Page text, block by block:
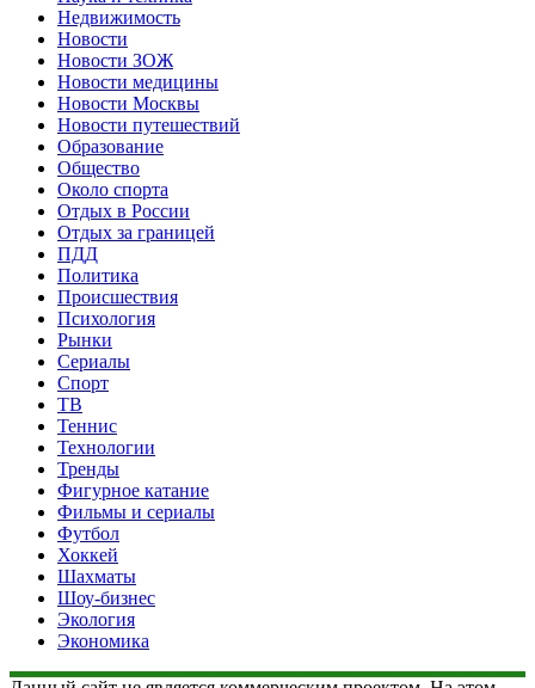
Недвижимость
Новости
Новости ЗОЖ
Новости медицины
Новости Москвы
Новости путешествий
Образование
Общество
Около спорта
Отдых в России
Отдых за границей
ПДД
Политика
Происшествия
Психология
Рынки
Сериалы
Спорт
ТВ
Теннис
Технологии
Тренды
Фигурное катание
Фильмы и сериалы
Футбол
Хоккей
Шахматы
Шоу-бизнес
Экология
Экономика